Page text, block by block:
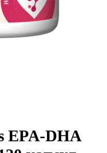
EPA-DHA